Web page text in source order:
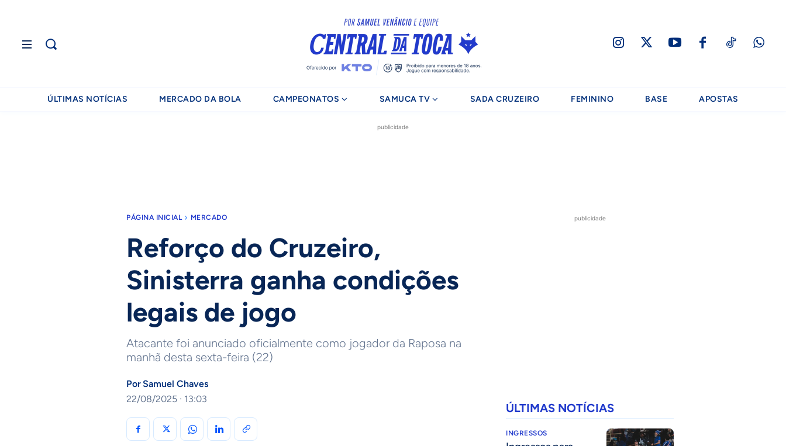
ÚLTIMAS NOTÍCIAS MERCADO DA BOLA CAMPEONATOS SAMUCA TV SADA CRUZEIRO FEMININO BASE APOSTAS
publicidade
PÁGINA INICIAL MERCADO
Reforço do Cruzeiro,
Sinisterra ganha condições
legais de jogo
Atacante foi anunciado oficialmente como jogador da Raposa na
manhã desta sexta-feira (22)
Por Samuel Chaves
22/08/2025 · 13:03
publicidade
ÚLTIMAS NOTÍCIAS
INGRESSOS